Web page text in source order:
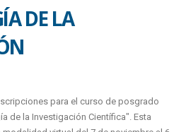
DE LA
para el curso de posgrado
de la Investigación Científica". Esta